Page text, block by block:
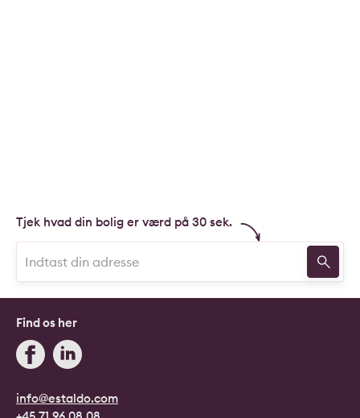
Tjek hvad din bolig er værd på 30 sek.
info@estaldo.com
Find os her